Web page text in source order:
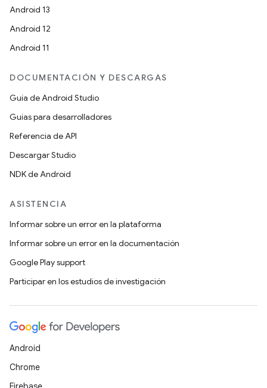
Android 13
Android 12
Android 11
DOCUMENTACIÓN Y DESCARGAS
Guía de Android Studio
Guías para desarrolladores
Referencia de API
Descargar Studio
NDK de Android
ASISTENCIA
Informar sobre un error en la plataforma
Informar sobre un error en la documentación
Google Play support
Participar en los estudios de investigación
Android
Chrome